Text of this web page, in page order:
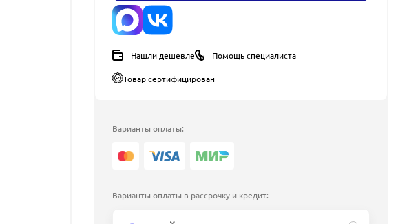
Нашли дешевле Помощь специалиста
Товар сертифицирован
Варианты оплаты:
Варианты оплаты в рассрочку и кредит: